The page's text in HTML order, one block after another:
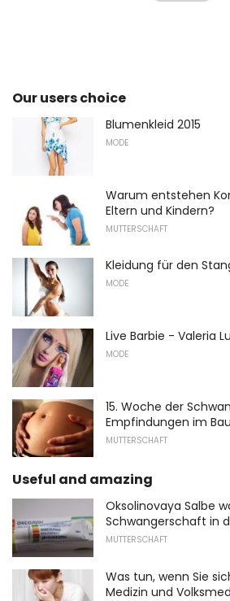
Our users choice
Blumenkleid 2015
MODE
Warum entstehen
Eltern und Kindern?
MUTTERSCHAFT
Kleidung für den
MODE
Live Barbie - Valeria
MODE
15. Woche der
Empfindungen im
MUTTERSCHAFT
Useful and amazing
Oksolinovaya Salbe
Schwangerschaft in
MUTTERSCHAFT
Was tun, wenn Sie
Medizin und